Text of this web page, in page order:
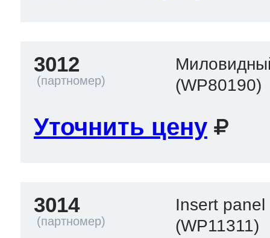
3012
(WP80190)
Уточнить цену
3014
Insert
(WP11311)